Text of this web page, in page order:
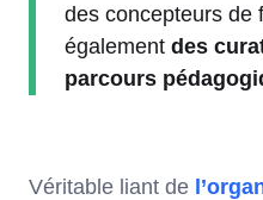
des concepteurs de
également des
parcours
Véritable liant de